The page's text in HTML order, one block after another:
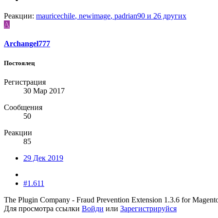
Реакции: mauricechile, newimage, padrian90 и 26 других
A
Archangel777
Постоялец
Регистрация
30 Мар 2017
Сообщения
50
Реакции
85
29 Дек 2019
#1.611
The Plugin Company - Fraud Prevention Extension 1.3.6 for
Для просмотра ссылки Войди или Зарегистрируйся